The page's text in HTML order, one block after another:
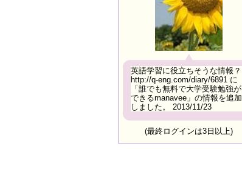
英語学習に役立ちそうな情報？
http://q-eng.com/diary/6891 に
「誰でも無料で大学受験勉強が
できるmanavee」の情報を追加
しました。 2013/11/23
(最終ログインは3日以上)